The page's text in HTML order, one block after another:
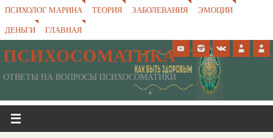
ПСИХОЛОГ МАРИНА ТЕОРИЯ ЗАБОЛЕВАНИЯ
ЭМОЦИИ
ДЕНЬГИ
ГЛАВНАЯ
ПСИХОСОМАТИКА
ОТВЕТЫ НА ВОПРОСЫ ПСИХОСОМАТИКИ